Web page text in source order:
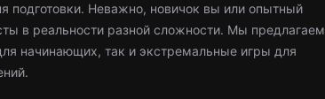
подготовки. Неважно, новичок вы или опытный
в реальности разной сложности. Мы предлагаем
начинающих, так и экстремальные игры для